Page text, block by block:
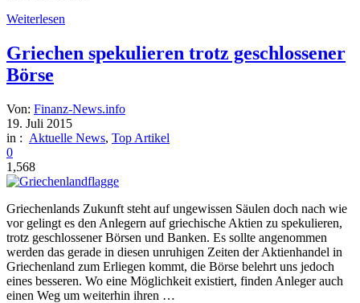
Weiterlesen
Griechen spekulieren trotz geschlossener
Börse
Von: Finanz-News.info
19. Juli 2015
in : Aktuelle News, Top Artikel
0
1,568
Griechenlands Zukunft steht auf ungewissen Säulen doch nach wie
vor gelingt es den Anlegern auf griechische Aktien zu spekulieren,
trotz geschlossener Börsen und Banken. Es sollte angenommen
werden das gerade in diesen unruhigen Zeiten der Aktienhandel in
Griechenland zum Erliegen kommt, die Börse belehrt uns jedoch
eines besseren. Wo eine Möglichkeit existiert, finden Anleger auch
einen Weg um weiterhin ihren …